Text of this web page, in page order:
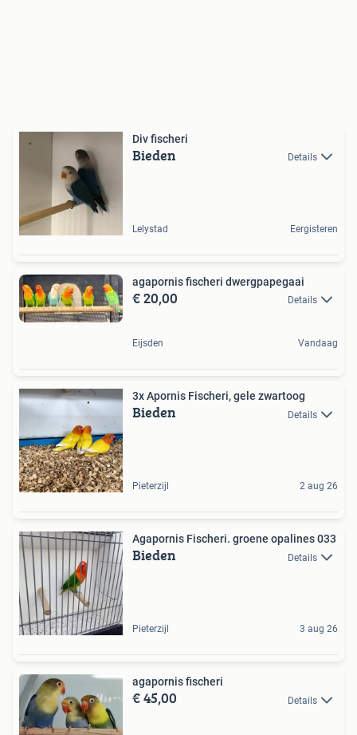
Div fischeri
Bieden Details
Lelystad Eergisteren
agapornis fischeri dwergpapegaai
€ 20,00 Details
Eijsden Vandaag
3x Apornis Fischeri, gele zwartoog
Bieden Details
Pieterzijl 2 aug 26
Agapornis Fischeri. groene opalines 033
Bieden Details
Pieterzijl 3 aug 26
agapornis fischeri
€ 45,00 Details